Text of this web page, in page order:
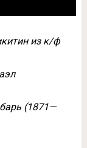
из к/ф
(1871—